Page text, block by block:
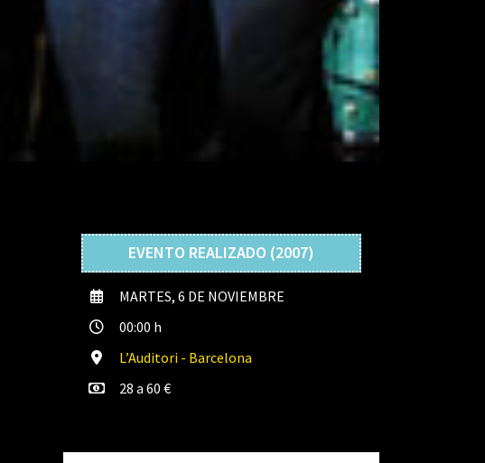
EVENTO REALIZADO (2007)
MARTES, 6 DE NOVIEMBRE
00:00 h
L’Auditori - Barcelona
28 a 60 €